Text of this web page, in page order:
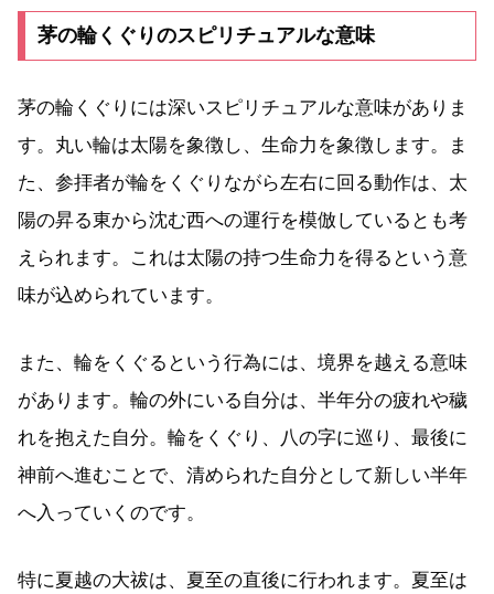
茅の輪くぐりのスピリチュアルな意味
茅の輪くぐりには深いスピリチュアルな意味がありま
す。丸い輪は太陽を象徴し、生命力を象徴します。ま
た、参拝者が輪をくぐりながら左右に回る動作は、太
陽の昇る東から沈む西への運行を模倣しているとも考
えられます。これは太陽の持つ生命力を得るという意
味が込められています。
また、輪をくぐるという行為には、境界を越える意味
があります。輪の外にいる自分は、半年分の疲れや穢
れを抱えた自分。輪をくぐり、八の字に巡り、最後に
神前へ進むことで、清められた自分として新しい半年
へ入っていくのです。
特に夏越の大祓は、夏至の直後に行われます。夏至は